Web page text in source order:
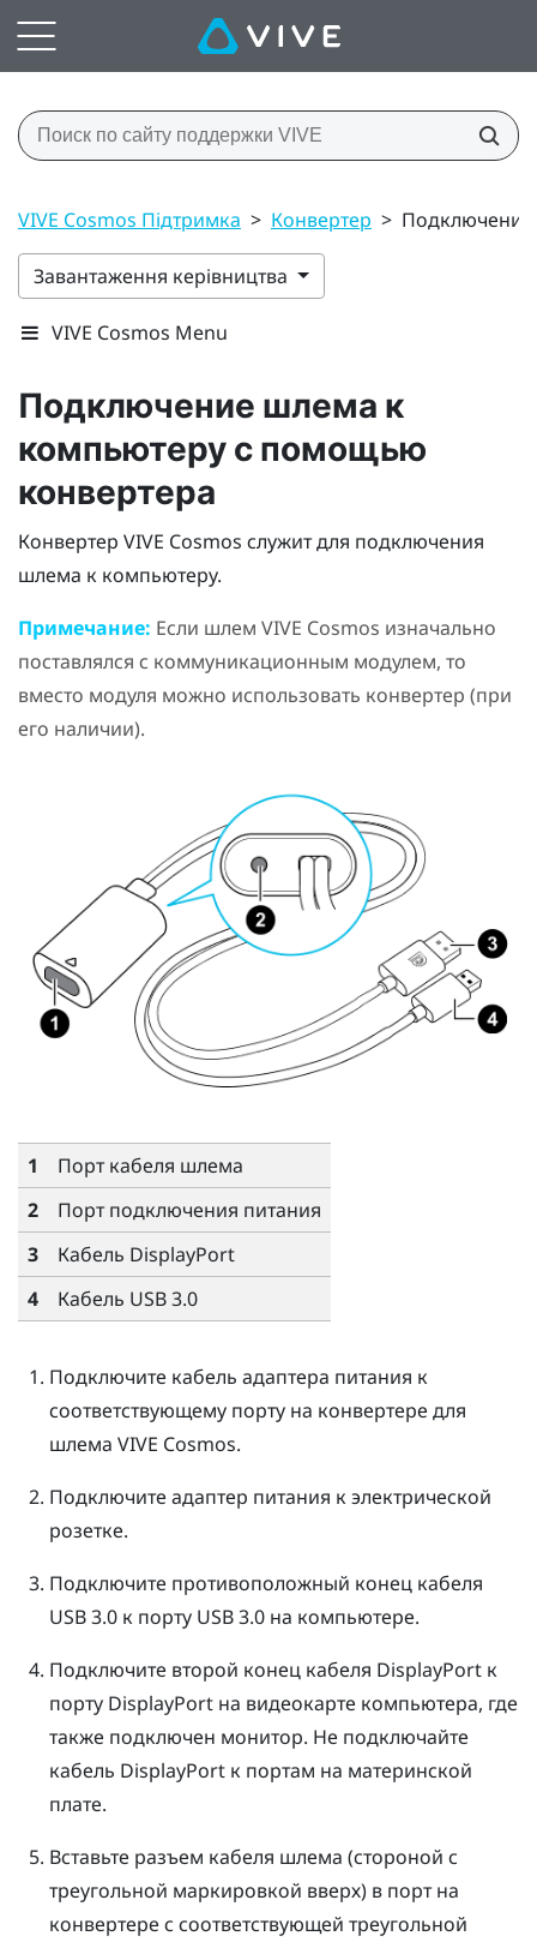
VIVE Cosmos Підтримка > Конвертер >
Завантаження керівництва
VIVE Cosmos Menu
Подключение шлема к
компьютеру с помощью
конвертера
Конвертер VIVE Cosmos служит для подключения
шлема к компьютеру.
Примечание: Если шлем VIVE Cosmos изначально
поставлялся с коммуникационным модулем, то
вместо модуля можно использовать конвертер (при
его наличии).
1
Порт кабеля шлема
2
Порт подключения питания
3
Кабель DisplayPort
4
Кабель USB 3.0
Подключите кабель адаптера питания к
соответствующему порту на конвертере для
шлема VIVE Cosmos.
Подключите адаптер питания к электрической
розетке.
Подключите противоположный конец кабеля
USB 3.0 к порту USB 3.0 на компьютере.
Подключите второй конец кабеля DisplayPortк
порту DisplayPortна видеокарте компьютера, где
также подключен монитор. Не подключайте
кабель DisplayPortк портам на материнской
плате.
Вставьте разъем кабеля шлема (стороной с
треугольной маркировкой вверх) в порт на
конвертере с соответствующей треугольной